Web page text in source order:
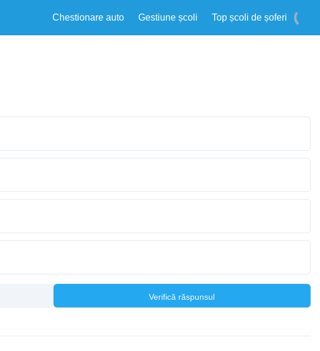
Chestionare auto Gestiune școli Top școli de șoferi
Verifică răspunsul